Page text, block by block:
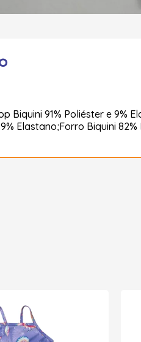
Biquini 91% Poliéster e 9%
Elastano;Forro Biquini